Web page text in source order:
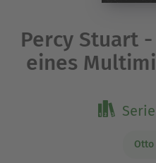
Percy Stuart
eines
Otto